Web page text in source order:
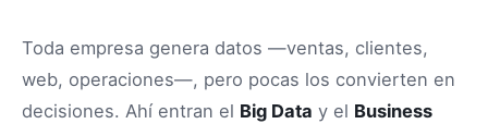
Toda empresa genera datos —ventas, clientes,
web, operaciones—, pero pocas los convierten en
decisiones. Ahí entran el Big Data y el Business